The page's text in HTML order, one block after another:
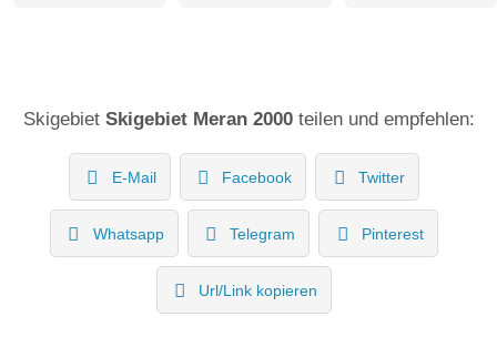
Skigebiet Skigebiet Meran 2000teilen und empfehlen:
E-Mail Facebook Twitter
Whatsapp Telegram Pinterest
Url/Link kopieren